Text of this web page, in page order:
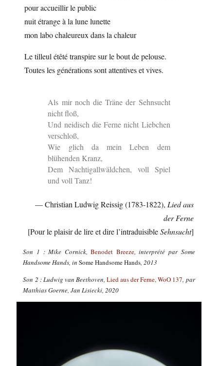
pour accueillir le public
nuit étrange à la lune lunette
mon labo chaleureux dans la chaleur
Le tilleul étêté transpire sur le bout de pelouse.
Toutes les générations sont attentives et vives.
Als mir noch die Träne der Sehnsucht
nicht floß,
Und neidisch die Ferne nicht Liebchen
verschloß,
Wie glich da mein Leben dem
blühenden Kranz,
Dem Nachtigallwäldchen, voll Spiel
und voll Tanz!
— Christian Ludwig Reissig (1783-1822), Lied aus
der Ferne
[Pour le plaisir de lire et dire l’intraduisibleSehnsucht]
Son 1 : Mike Cornick,Benodet Breeze, interprété par Some
Handsome Hands, inSome Handsome Hands, 2013
Son 2 : Ludwig van Beethoven, Lied aus der Ferne, WoO 137, par
Matthias Goerne, Jan Lisiecki, 2020